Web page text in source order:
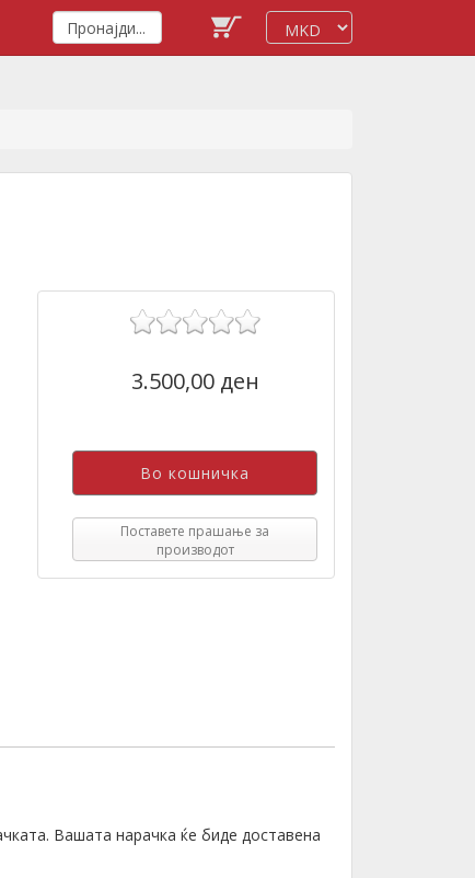
3.500,00 ден
Поставете прашање за
производот
Вашата нарачка ќе биде доставена